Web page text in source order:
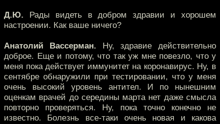
Д.Ю. Рады видеть в добром здравии и хорошем
настроении. Как ваше ничего?
Анатолий Вассерман. Ну, здравие действительно
доброе. Еще и потому, что так уж мне повезло, что у
меня пока действует иммунитет на коронавирус. Ну, в
сентябре обнаружили при тестировании, что у меня
очень высокий уровень антител. И по нынешним
оценкам врачей до середины марта нет даже смысла
повторно проверяться. Ну, пока точно конечно не
известно. Болезнь все-таки очень новая и какова